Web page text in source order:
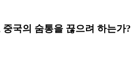
국의 숨통을 끊으려 하는가?